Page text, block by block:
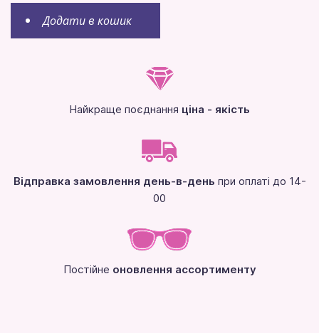
Додати в кошик
Найкраще поєднання ціна - якість
Відправка замовлення день-в-день при оплаті до 14-
00
Постійне оновлення ассортименту